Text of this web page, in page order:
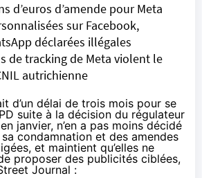
d’euros d’amende pour Meta
sur Facebook,
déclarées illégales
de tracking de Meta violent le
autrichienne
d’un délai de trois mois pour se
suite à la décision du régulateur
janvier, n’en a pas moins décidé
condamnation et des amendes
et maintient qu’elles ne
proposer des publicités ciblées,
Journal :